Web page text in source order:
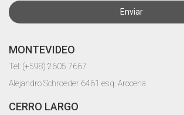
Enviar
MONTEVIDEO
Tel: (+598) 2605 7667
Alejandro Schroeder 6461 esq. Arocena
CERRO LARGO